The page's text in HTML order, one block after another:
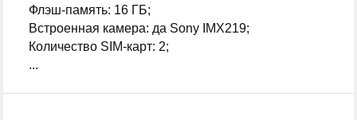
Флэш-память: 16 ГБ;
Встроенная камера: да Sony IMX219;
Количество SIM-карт: 2;
...